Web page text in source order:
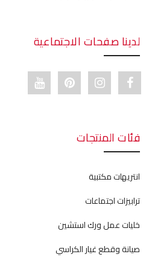
لدينا صفحات الاجتماعية
Facebook link
Instagram link
Pinterest link
فئات المنتجات
انتريهات مكتبية
ترابيزات اجتماعات
خليات عمل ورك استشين
صيانة وقطع غيار الكراسي